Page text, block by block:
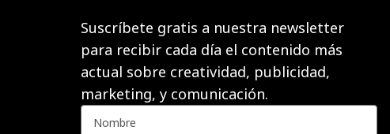
Suscríbete gratis a nuestra newsletter
para recibir cada día el contenido más
actual sobre creatividad, publicidad,
marketing, y comunicación.